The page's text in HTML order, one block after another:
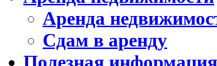
Аренда
Сдам в аренду
Полезная информация